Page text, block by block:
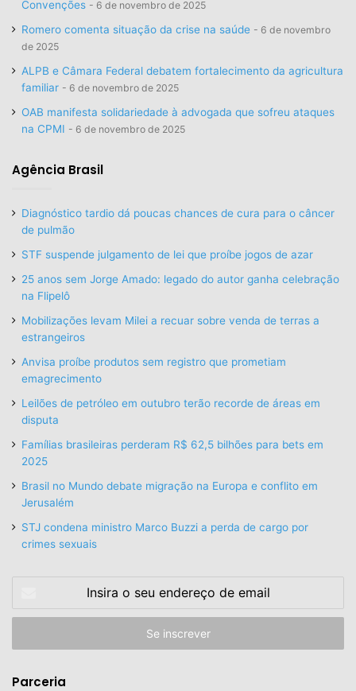
Convenções 6 de novembro de 2025
Romero comenta situação da crise na saúde
6 de novembro
de 2025
ALPB e Câmara Federal debatem fortalecimento da agricultura
familiar
6 de novembro de 2025
OAB manifesta solidariedade à advogada que sofreu ataques
na CPMI
6 de novembro de 2025
Agência Brasil
Diagnóstico tardio dá poucas chances de cura para o câncer
de pulmão
STF suspende julgamento de lei que proíbe jogos de azar
25 anos sem Jorge Amado: legado do autor ganha celebração
na Flipelô
Mobilizações levam Milei a recuar sobre venda de terras a
estrangeiros
Anvisa proíbe produtos sem registro que prometiam
emagrecimento
Leilões de petróleo em outubro terão recorde de áreas em
disputa
Famílias brasileiras perderam R$ 62,5 bilhões para bets em
2025
Brasil no Mundo debate migração na Europa e conflito em
Jerusalém
STJ condena ministro Marco Buzzi a perda de cargo por
crimes sexuais
seu
de
Parceria